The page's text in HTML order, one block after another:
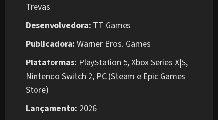
Trevas
Desenvolvedora: TT Games
Publicadora: Warner Bros. Games
Plataformas: PlayStation 5, Xbox Series X|S,
Nintendo Switch 2, PC (Steam e Epic Games
Store)
Lançamento: 2026